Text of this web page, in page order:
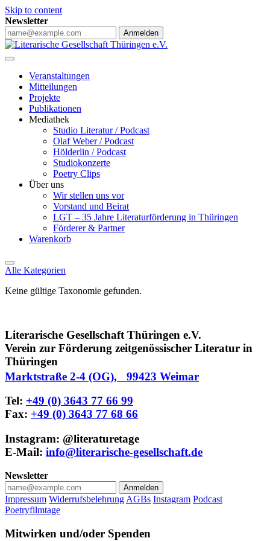
Skip to content
Newsletter
Anmelden
Veranstaltungen
Mitteilungen
Projekte
Publikationen
Mediathek
Studio Literatur / Podcast
Olaf Weber / Podcast
Hölderlin / Podcast
Studiokonzerte
Poetry Clips
Über uns
Wir stellen uns vor
Vorstand und Beirat
LGT – 35 Jahre Literaturförderung in Thüringen
Förderer & Partner
Warenkorb
Alle Kategorien
Keine gültige Taxonomie gefunden.
Literarische Gesellschaft Thüringen e.V.
Verein zur Förderung zeitgenössischer Literatur in
Thüringen
Marktstraße 2-4 (OG), 99423 Weimar
Tel: +49 (0) 3643 77 66 99
Fax: +49 (0) 3643 77 68 66
Instagram: @literaturetage
E-Mail: info@literarische-gesellschaft.de
Newsletter
Anmelden
Impressum Widerrufsbelehrung AGBs Instagram Podcast
Poetryfilmtage
Mitwirken und/oder Spenden